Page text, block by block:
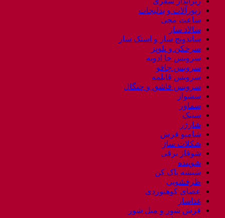
زیورآلات و بدلیجات
ساعت مچی
سالاد ساز
ساندویچ ساز و اسنک ساز
سرخکن و پلوپز
سرویس جا ادویه
سرویس چاقو
سرویس قابلمه
سرویس قاشق و چنگال
سشوار
سماور
سینک
شارژر
شامپو فرش
شکلات ساز
شوفاژ برقی
شوینده
شیشه پاک کن
ظرفشویی
عصای کوهنوردی
غذاساز
فرش شور و مبل شور